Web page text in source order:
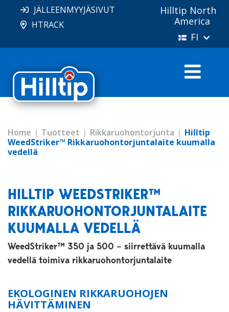
JÄLLEENMYYJÄSIVUT
HTRACK
Hilltip North
America
FI
Home Tuotteet Rikkaruohontorjunta
Hilltip
WeedStriker™ Rikkaruohontorjuntalaite kuumalla
vedellä
HILLTIP WEEDSTRIKER™
RIKKARUOHONTORJUNTALAITE
KUUMALLA VEDELLÄ
WeedStriker™ 350 ja 500 – siirrettävä kuumalla
vedellä toimiva rikkaruohontorjuntalaite
EKOLOGINEN RIKKARUOHOJEN
HÄVITTÄMINEN